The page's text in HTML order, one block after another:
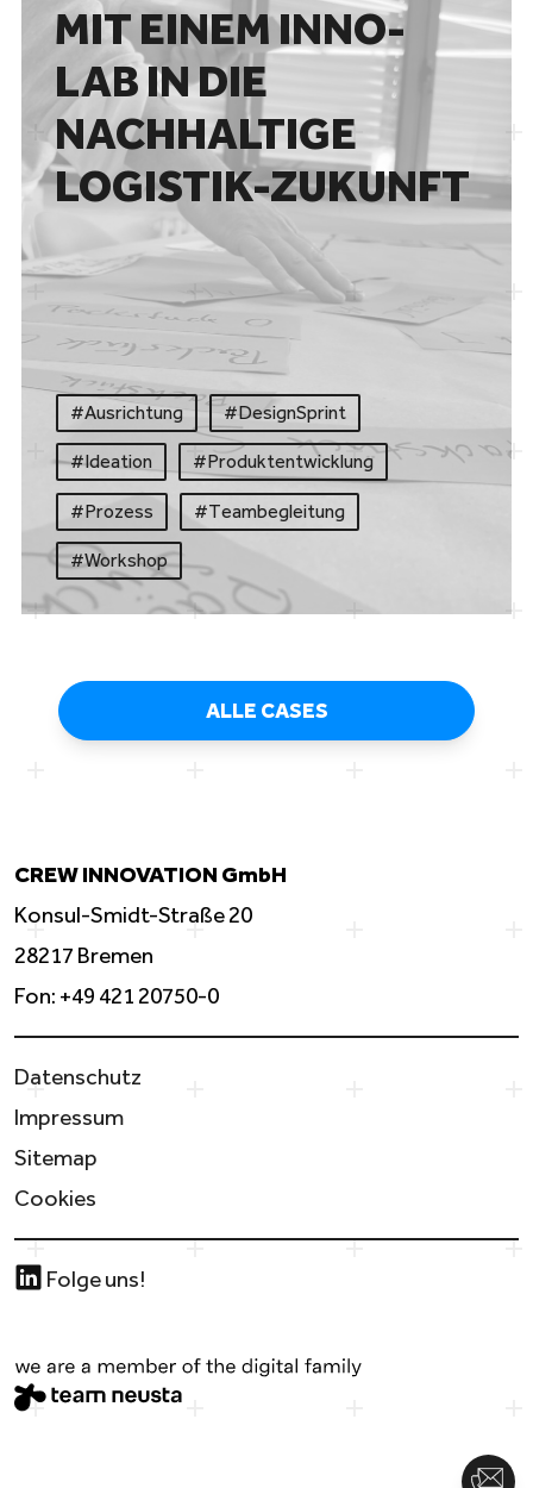
MIT EINEM INNO-
LAB IN DIE
NACHHALTIGE
LOGISTIK-ZUKUNFT
#Ausrichtung #DesignSprint
#Ideation #Produktentwicklung
#Prozess #Teambegleitung
#Workshop
ALLE CASES
CREW INNOVATION GmbH
Konsul-Smidt-Straße 20
28217 Bremen
Fon: +49 421 20750-0
Datenschutz
Impressum
Sitemap
Cookies
Folge uns!